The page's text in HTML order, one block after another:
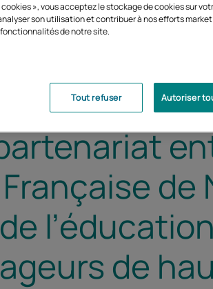
de
de
», vous acceptez le stockage de cookies sur
son utilisation et contribuer à nos efforts
de notre site.
Tout refuser Autoriser